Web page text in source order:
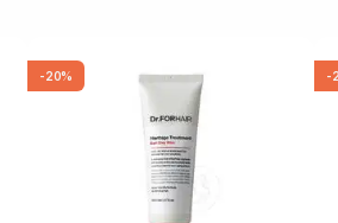
-20% -